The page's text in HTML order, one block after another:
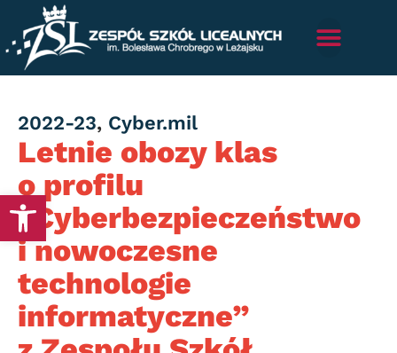
Otwórz pasek narzędzi
Letnie obozy klas
o profilu
„Cyberbezpieczeństwo
i nowoczesne
technologie
informatyczne”
Category
2022-23, Cyber.mil